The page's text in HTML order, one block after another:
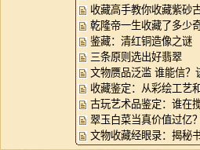
收藏高手教你收藏紫砂
乾隆帝一生收藏了多少
鉴藏：清红铜造像之谜
三条原则选出好翡翠
文物赝品泛滥 谁能信？
收藏鉴定：从彩绘工艺
古玩艺术品鉴定：谁在
翠玉白菜当真价值过亿？
文物收藏经眼录：揭秘